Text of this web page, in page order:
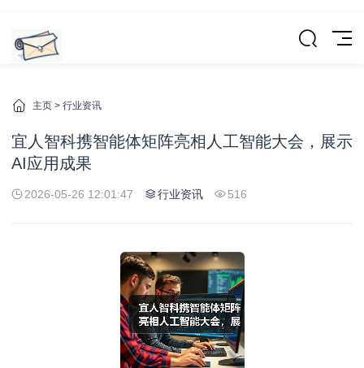
主页 > 行业资讯
宜人智科携智能体矩阵亮相人工智能大会，展示
AI应用成果
2026-05-26 12:01:47 行业资讯 516